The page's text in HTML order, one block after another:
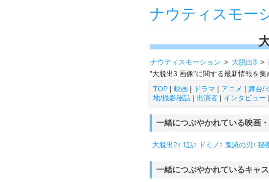
ナウティスモー
ナウティスモーション 大脱出3
"大脱出3 画像"に関する最新情報を
TOP | 映画 | ドラマ | アニメ | 舞台/
地/撮影秘話 | 出演者 | インタビュー |
一緒につぶやかれている映画
大脱出24 1話2 ドミノ 2 鬼滅の刃1 秘
一緒につぶやかれているキャ